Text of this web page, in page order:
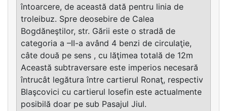
întoarcere, de această dată pentru linia de
troleibuz. Spre deosebire de Calea
Bogdăneştilor, str. Gării este o stradă de
categoria a –II-a având 4 benzi de circulaţie,
câte două pe sens , cu lăţimea totală de 12m
Această subtraversare este imperios necesară
întrucât legătura între cartierul Ronaţ, respectiv
Blaşcovici cu cartierul Iosefin este actualmente
posibilă doar pe sub Pasajul Jiul.